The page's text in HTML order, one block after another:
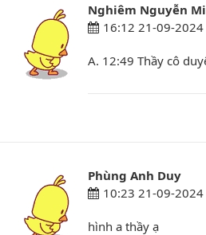
Nghiêm Nguyễn
16:12 21-09-2024
A. 12:49 Thầy cô
Phùng Anh Duy
10:23 21-09-2024
hình a thầy ạ